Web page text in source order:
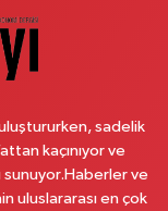
Aktif Internationalsadelik
kaçınıyor ve
sunuyor.Haberler ve
uluslararası en çok